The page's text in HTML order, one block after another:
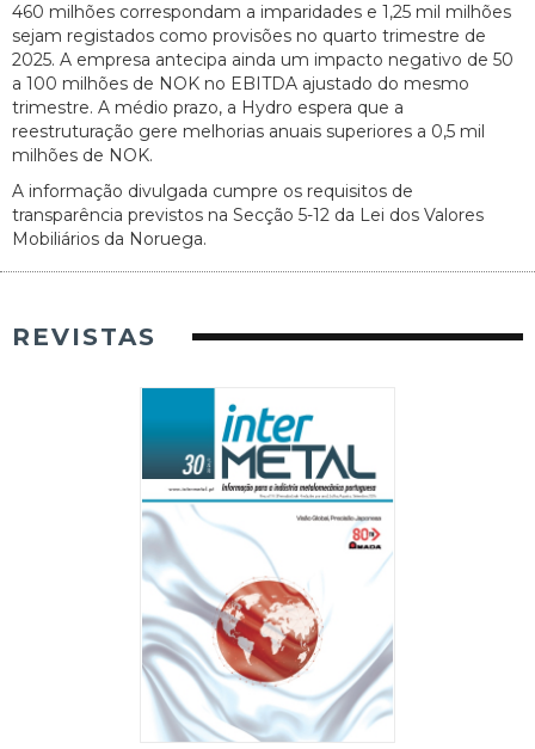
460 milhões correspondam a imparidades e 1,25 mil milhões
sejam registados como provisões no quarto trimestre de
2025. A empresa antecipa ainda um impacto negativo de 50
a 100 milhões de NOK no EBITDA ajustado do mesmo
trimestre. A médio prazo, a Hydro espera que a
reestruturação gere melhorias anuais superiores a 0,5 mil
milhões de NOK.
A informação divulgada cumpre os requisitos de
transparência previstos na Secção 5-12 da Lei dos Valores
Mobiliários da Noruega.
REVISTAS